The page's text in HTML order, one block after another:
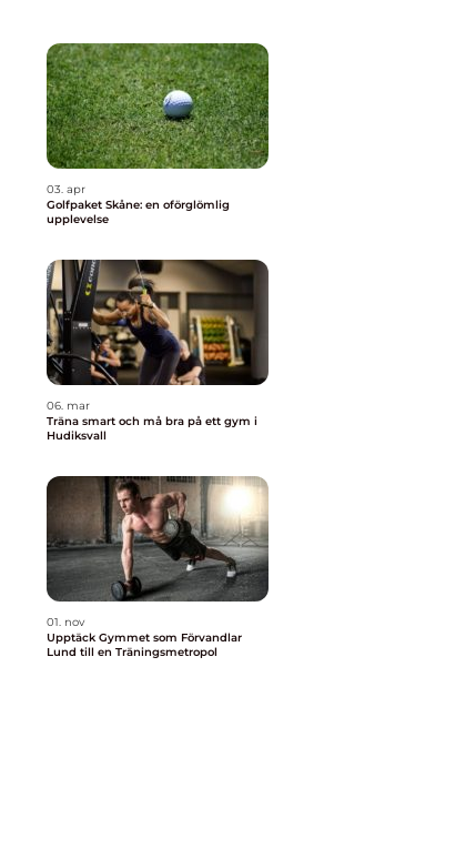
03. apr
Golfpaket Skåne: en oförglömlig
upplevelse
06. mar
Träna smart och må bra på ett gym i
Hudiksvall
01. nov
Upptäck Gymmet som Förvandlar
Lund till en Träningsmetropol